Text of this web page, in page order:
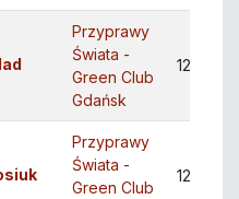
Przyprawy
Świata -
Green Club
Gdańsk
12
Przyprawy
Świata -
Green Club
12